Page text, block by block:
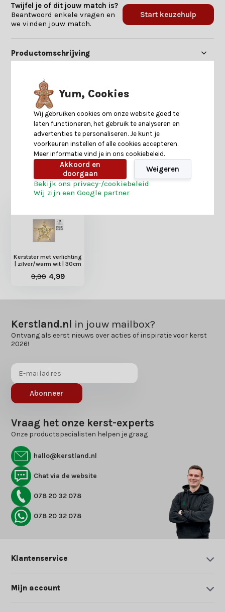
Twijfel je of dit jouw match is?
Beantwoord enkele vragen en
we vinden jouw match.
Start keuzehulp
Productomschrijving
Specificaties
Reviews
Heb je nog interesse in deze recent bekeken
producten?
Kerstster met verlichting
| zilver/warm wit | 30cm
9,99 4,99
Kerstland.nl in jouw mailbox?
Ontvang als eerst nieuws over acties of inspiratie voor kerst
2026!
Abonneer
Vraag het onze kerst-experts
Onze productspecialisten helpen je graag
hallo@kerstland.nl
Chat via de website
078 20 32 078
078 20 32 078
Klantenservice
Mijn account
Yum, Cookies
Wij gebruiken cookies om onze website goed te
laten functioneren, het gebruik te analyseren en
advertenties te personaliseren. Je kunt je
voorkeuren instellen of alle cookies accepteren.
Meer informatie vind je in ons cookiebeleid.
Akkoord en
doorgaan
Weigeren
Bekijk ons privacy-/cookiebeleid
Wij zijn een Google partner